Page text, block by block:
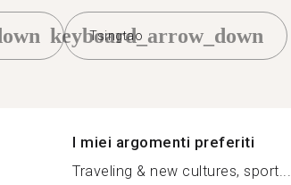
Tsingtao
keyboard_arrow_down
I miei argomenti preferiti
Traveling & new cultures, sport...